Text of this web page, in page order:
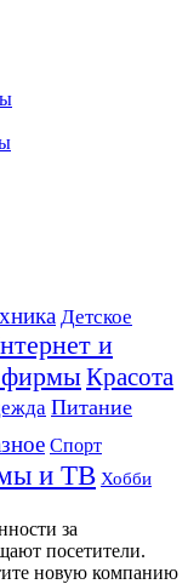
Детское
и
Красота
Питание
Спорт
и ТВ Хобби
за
посетители.
новую компанию